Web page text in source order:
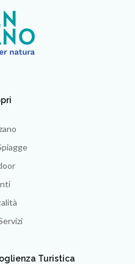
Turistica